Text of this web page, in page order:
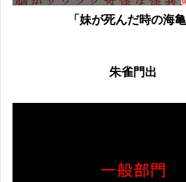
「妹が死んだ時の海亀
​朱雀門出